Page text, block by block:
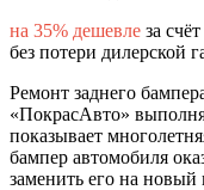
на 35% дешевле за
без потери дилерской
Ремонт заднего
«ПокрасАвто»
показывает
бампер автомобиля
заменить его на новый